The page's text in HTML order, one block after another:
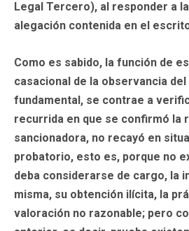
Legal Tercero), al responder a
alegación contenida en el
Como es sabido, la función de
casacional de la observancia
fundamental, se contrae a
recurrida en que se confirmó la
sancionadora, no recayó en
probatorio, esto es, porque no
deba considerarse de cargo, la
misma, su obtención ilícita, la
valoración no razonable; pero